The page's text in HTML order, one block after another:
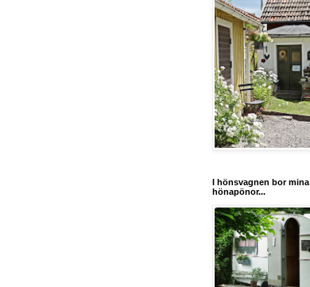
I hönsvagnen bor mina
hönapönor...